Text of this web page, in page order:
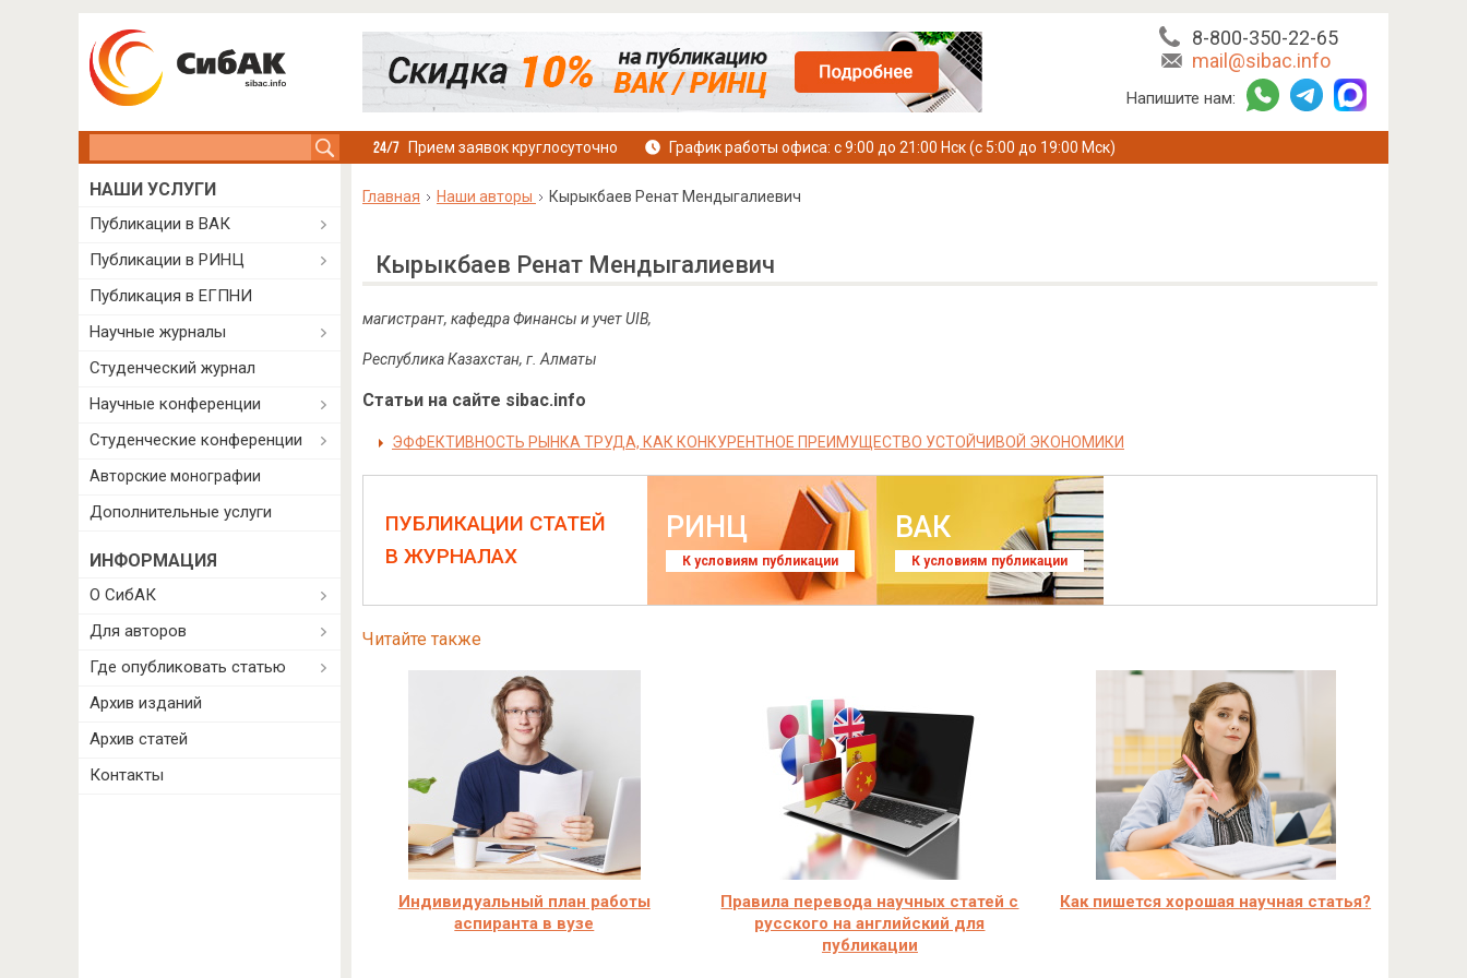
8-800-350-22-65
mail@sibac.info
Напишите нам:
Прием заявок круглосуточно График работы офиса: с 9:00 до 21:00 Нск (с 5:00 до 19:00 Мск)
Главная Наши авторы Кырыкбаев Ренат Мендыгалиевич
Кырыкбаев Ренат Мендыгалиевич
магистрант, кафедра Финансы и учетUIB,
Республика Казахстан, г. Алматы
Статьи на сайте sibac.info
ЭФФЕКТИВНОСТЬ РЫНКА ТРУДА, КАК КОНКУРЕНТНОЕ ПРЕИМУЩЕСТВО УСТОЙЧИВОЙ ЭКОНОМИКИ
ПУБЛИКАЦИИ СТАТЕЙ
В ЖУРНАЛАХ
РИНЦ
К условиям публикации
ВАК
К условиям публикации
Читайте также
Индивидуальный план работы
аспиранта в вузе
Правила перевода научных статей с
русского на английский для
публикации
Как пишется хорошая научная статья?
НАШИ УСЛУГИ
Публикации в ВАК
Публикации в РИНЦ
Публикация в ЕГПНИ
Научные журналы
Студенческий журнал
Научные конференции
Студенческие конференции
Авторские монографии
Дополнительные услуги
ИНФОРМАЦИЯ
О СибАК
Для авторов
Где опубликовать статью
Архив изданий
Архив статей
Контакты